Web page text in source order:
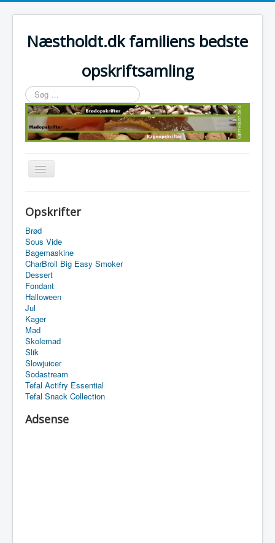
Næstholdt.dk familiens bedste
opskriftsamling
Søg
…
Skift
navigation
Tefal Actifry Essential
Opskrifter
Brød
Sous Vide
Bagemaskine
CharBroil Big Easy Smoker
Dessert
Fondant
Halloween
Jul
Kager
Mad
Skolemad
Slik
Slowjuicer
Sodastream
Tefal Actifry Essential
Tefal Snack Collection
Adsense